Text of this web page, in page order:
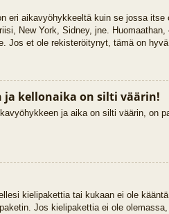
eri aikavyöhykkeeltä kuin se jossa
New York, Sidney, jne.
Jos et ole rekisteröitynyt, tämä on
ja kellonaika on silti väärin!
ja aika on silti väärin, on
kielipakettia tai kukaan ei ole
Jos kielipakettia ei ole